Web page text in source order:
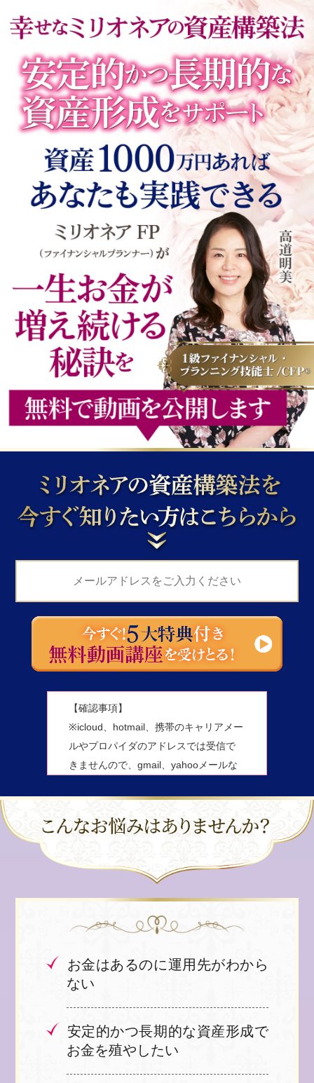
【確認事項】
※icloud、hotmail、携帯のキャリアメー
ルやプロパイダのアドレスでは受信で
きませんので、gmail、yahooメールな
迷惑フォルダに案内メールが届くこと
が増えています。1分経っても受信BOX
ご確認ください。それでもない場合
は、お手数ですが、別のアドレスで再
度ご登録をお願いいたします。
※プライバシーポリシーについて：お
客様の個人情報を第三者に開示するこ
※ご登録いただいたアドレスには、株
式会社株式会社 Ｂｒｉｌｌｉａｎ
ｔ Ｌｉｆｅ 高道明美より不定期に
情報を配信させていただきます。
(メルマガの解除はメール本文のリンク
お金はあるのに運用先がわから
ない
安定的かつ長期的な資産形成で
お金を殖やしたい